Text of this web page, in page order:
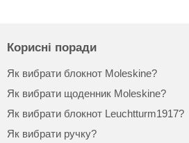
Корисні поради
Як вибрати блокнот Moleskine?
Як вибрати щоденник Moleskine?
Як вибрати блокнот Leuchtturm1917?
Як вибрати ручку?